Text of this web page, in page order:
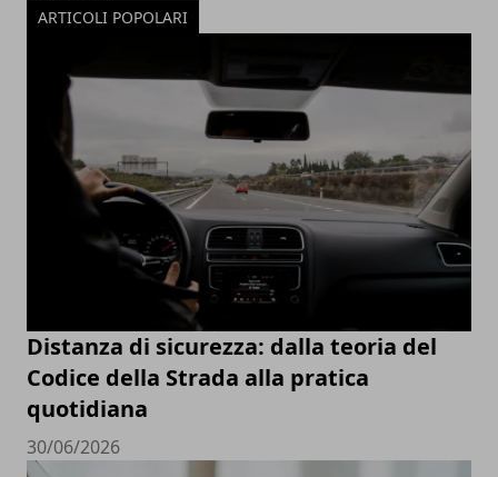
ARTICOLI POPOLARI
Distanza di sicurezza: dalla teoria del
Codice della Strada alla pratica
quotidiana
30/06/2026